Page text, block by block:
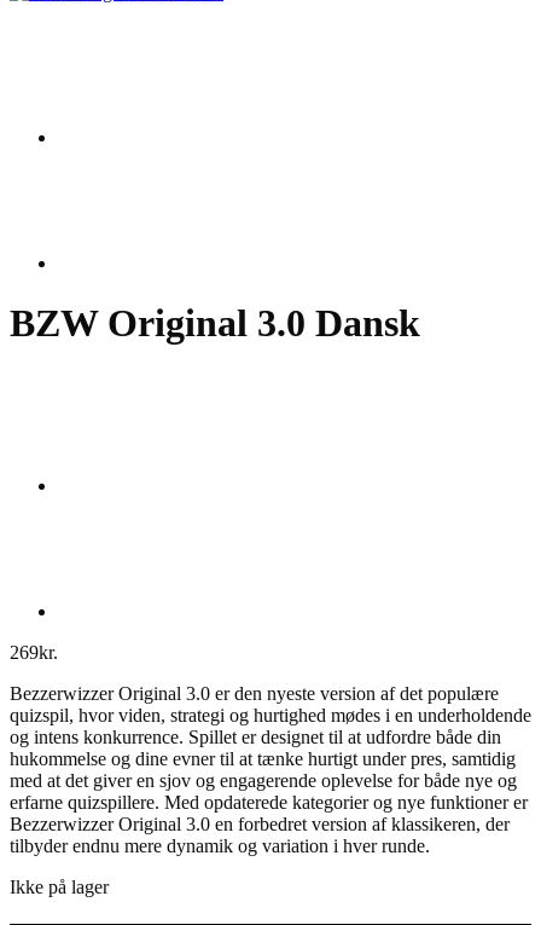
BZW Original 3.0 Dansk
269kr.
Bezzerwizzer Original 3.0 er den nyeste version af det populære
quizspil, hvor viden, strategi og hurtighed mødes i en underholdende
og intens konkurrence. Spillet er designet til at udfordre både din
hukommelse og dine evner til at tænke hurtigt under pres, samtidig
med at det giver en sjov og engagerende oplevelse for både nye og
erfarne quizspillere. Med opdaterede kategorier og nye funktioner er
Bezzerwizzer Original 3.0 en forbedret version af klassikeren, der
tilbyder endnu mere dynamik og variation i hver runde.
Ikke på lager